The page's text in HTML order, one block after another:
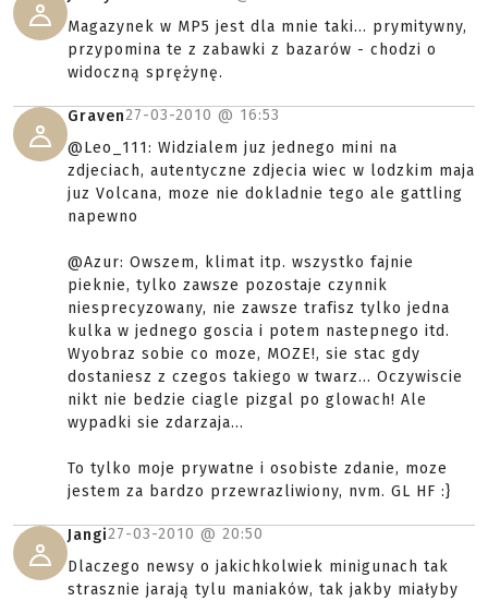
Magazynek w MP5 jest dla mnie taki... prymitywny,
przypomina te z zabawki z bazarów - chodzi o
widoczną sprężynę.
Graven27-03-2010 @ 16:53
@Leo_111: Widzialem juz jednego mini na
zdjeciach, autentyczne zdjecia wiec w lodzkim maja
juz Volcana, moze nie dokladnie tego ale gattling
napewno
@Azur: Owszem, klimat itp. wszystko fajnie
pieknie, tylko zawsze pozostaje czynnik
niesprecyzowany, nie zawsze trafisz tylko jedna
kulka w jednego goscia i potem nastepnego itd.
Wyobraz sobie co moze, MOZE!, sie stac gdy
dostaniesz z czegos takiego w twarz... Oczywiscie
nikt nie bedzie ciagle pizgal po glowach! Ale
wypadki sie zdarzaja...
To tylko moje prywatne i osobiste zdanie, moze
jestem za bardzo przewrazliwiony, nvm. GL HF :}
Jangi27-03-2010 @ 20:50
Dlaczego newsy o jakichkolwiek minigunach tak
strasznie jarają tylu maniaków, tak jakby miałyby